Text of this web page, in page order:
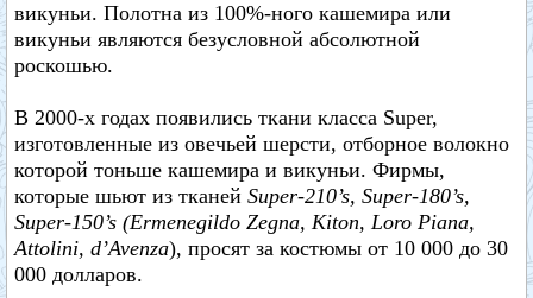
викуньи. Полотна из 100%-ного кашемира или
викуньи являются безусловной абсолютной
роскошью.
В 2000-х годах появились ткани класса Super,
изготовленные из овечьей шерсти, отборное волокно
которой тоньше кашемира и викуньи. Фирмы,
которые шьют из тканей Super-210’s, Super-180’s,
Super-150’s (Ermenegildo Zegna, Kiton, Loro Piana,
Attolini, d’Avenza), просят за костюмы от 10 000 до 30
000 долларов.